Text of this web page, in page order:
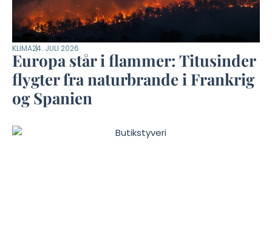
KLIMA24. JULI 2026
Europa står i flammer: Titusinder
flygter fra naturbrande i Frankrig
og Spanien